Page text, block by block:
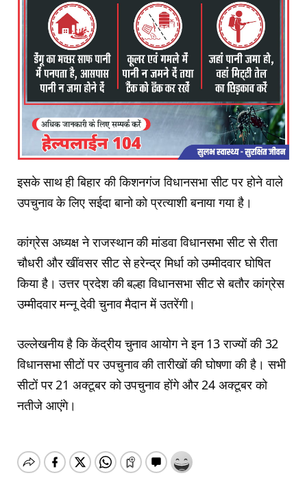
इसके साथ ही बिहार की किशनगंज विधानसभा सीट पर होने वाले
उपचुनाव के लिए सईदा बानो को प्रत्याशी बनाया गया है।
कांग्रेस अध्यक्ष ने राजस्थान की मांडवा विधानसभा सीट से रीता
चौधरी और खींवसर सीट से हरेन्द्र मिर्धा को उम्मीदवार घोषित
किया है। उत्तर प्रदेश की बल्हा विधानसभा सीट से बतौर कांग्रेस
उम्मीदवार मन्नू देवी चुनाव मैदान में उतरेंगी।
उल्लेखनीय है कि केंद्रीय चुनाव आयोग ने इन 13 राज्यों की 32
विधानसभा सीटों पर उपचुनाव की तारीखों की घोषणा की है। सभी
सीटों पर 21 अक्टूबर को उपचुनाव होंगे और 24 अक्टूबर को
नतीजे आएंगे।